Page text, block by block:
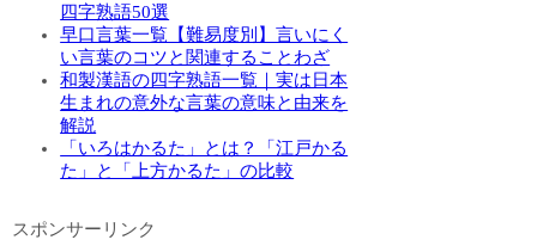
四字熟語50選
早口言葉一覧【難易度別】言いにく
い言葉のコツと関連することわざ
和製漢語の四字熟語一覧｜実は日本
生まれの意外な言葉の意味と由来を
解説
「いろはかるた」とは？「江戸かる
た」と「上方かるた」の比較
スポンサーリンク